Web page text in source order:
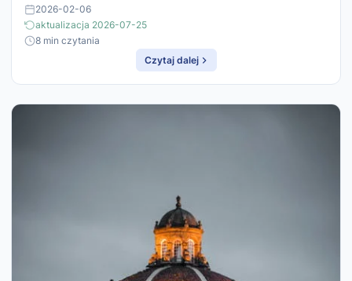
2026-02-06
aktualizacja 2026-07-25
8 min czytania
Czytaj dalej